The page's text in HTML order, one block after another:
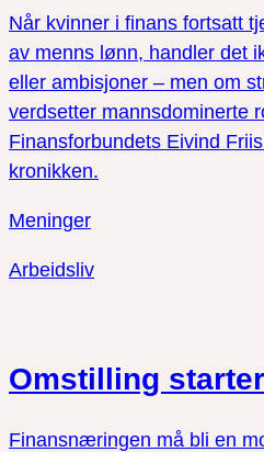
Når kvinner i finans fortsatt
av menns lønn, handler det
eller ambisjoner – men om
verdsetter mannsdominerte
Finansforbundets Eivind
kronikken.
Meninger
Arbeidsliv
Omstilling
Finansnæringen må bli en